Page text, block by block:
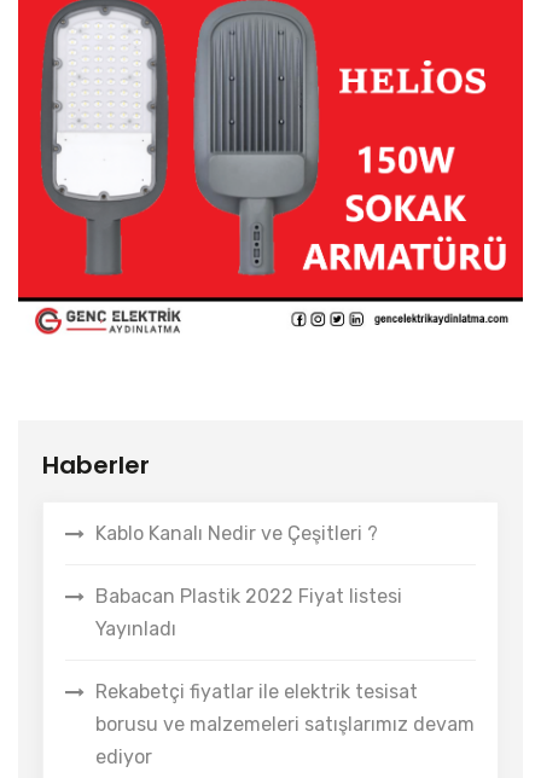
Haberler
Kablo Kanalı Nedir ve Çeşitleri ?
Babacan Plastik 2022 Fiyat listesi
Yayınladı
Rekabetçi fiyatlar ile elektrik tesisat
borusu ve malzemeleri satışlarımız devam
ediyor